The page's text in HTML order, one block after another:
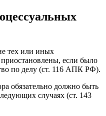
тех или иных
если было
по делу (ст. 116 АПК РФ).
обязательно должно быть
случаях (ст. 143